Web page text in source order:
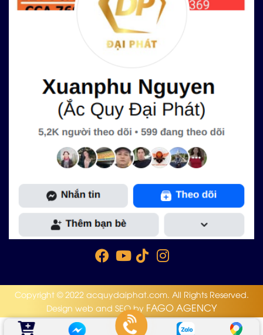
Copyright © 2022 acquydaiphat.com. All Rights Reserved.
Design web and SEO by FAGO AGENCY